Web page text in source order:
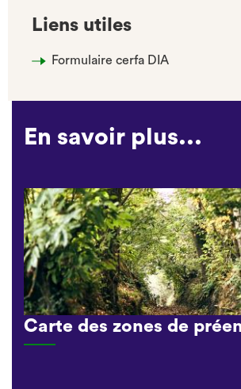
Liens utiles
Formulaire cerfa DIA
En savoir plus...
Carte des zones de